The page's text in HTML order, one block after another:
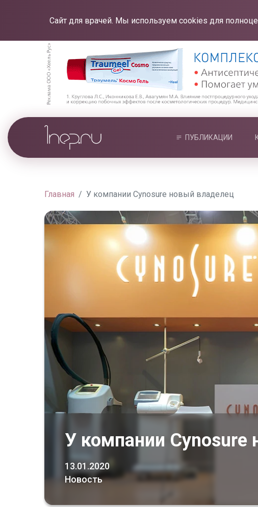
Сайт для врачей. Мы используем cookies для
ПУБЛИКАЦИИ
Главная У компании Cynosure новый владелец
У компании Cynosure
13.01.2020
Новость